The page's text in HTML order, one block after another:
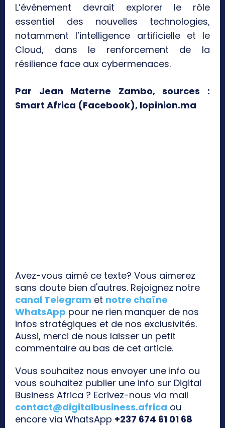
L’événement devrait explorer le rôle
essentiel des nouvelles technologies,
notamment l’intelligence artificielle et le
Cloud, dans le renforcement de la
résilience face aux cybermenaces.
Par Jean Materne Zambo, sources :
Smart Africa (Facebook), lopinion.ma
Avez-vous aimé ce texte? Vous aimerez
sans doute bien d'autres. Rejoignez notre
canal Telegram et notre chaîne
WhatsApp pour ne rien manquer de nos
infos stratégiques et de nos exclusivités.
Aussi, merci de nous laisser un petit
commentaire au bas de cet article.
Vous souhaitez nous envoyer une info ou
vous souhaitez publier une info sur Digital
Business Africa ? Ecrivez-nous via mail
contact@digitalbusiness.africa ou
encore via WhatsApp +237 674 61 01 68